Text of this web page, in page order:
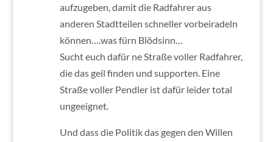
aufzugeben, damit die Radfahrer aus
anderen Stadtteilen schneller vorbeiradeln
können….was fürn Blödsinn…
Sucht euch dafür ne Straße voller Radfahrer,
die das geil finden und supporten. Eine
Straße voller Pendler ist dafür leider total
ungeeignet.
Und dass die Politik das gegen den Willen